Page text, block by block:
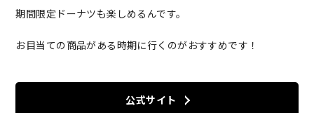
期間限定ドーナツも楽しめるんです。
お目当ての商品がある時期に行くのがおすすめです！
公式サイト